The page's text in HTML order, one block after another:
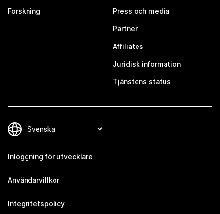
Forskning Press och media
Partner
Affiliates
Juridisk information
Tjänstens status
Inloggning för utvecklare
Användarvillkor
Integritetspolicy